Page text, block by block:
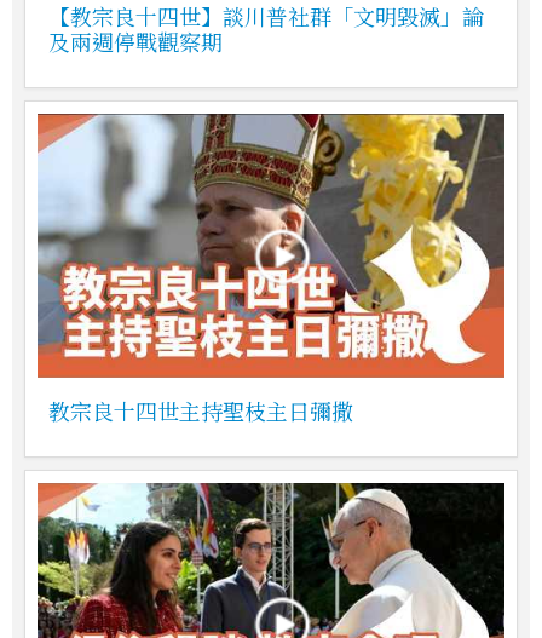
【教宗良十四世】談川普社群「文明毀滅」論
及兩週停戰觀察期
教宗良十四世主持聖枝主日彌撒